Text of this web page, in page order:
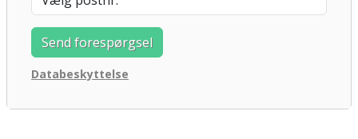
Databeskyttelse